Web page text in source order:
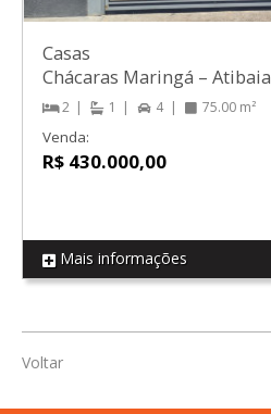
REF CS06
Casas
Chácaras Maringá – Atibaia
2 1 4 75.00 m²
Venda:
R$ 430.000,00
Mais informações
Voltar